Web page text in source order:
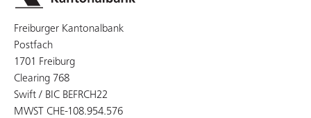
Freiburger Kantonalbank
Postfach
1701 Freiburg
Clearing 768
Swift / BIC BEFRCH22
MWST CHE-108.954.576